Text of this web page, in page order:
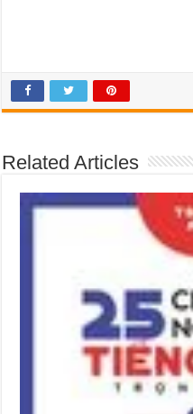
Related Articles